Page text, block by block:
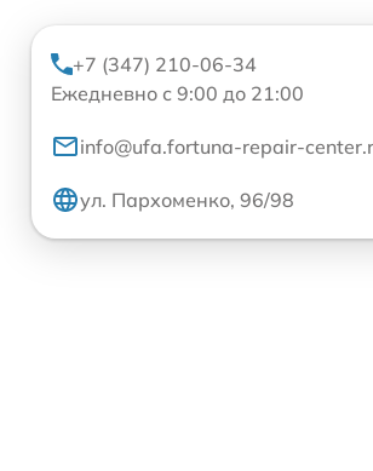
+7 (347) 210-06-34
Ежедневно с 9:00 до 21:00
info@ufa.fortuna-repair-
ул. Пархоменко, 96/98